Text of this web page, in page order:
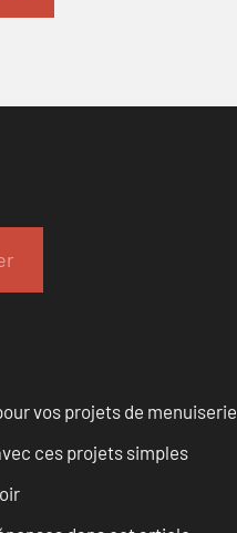
vos projets de menuiserie
ces projets simples